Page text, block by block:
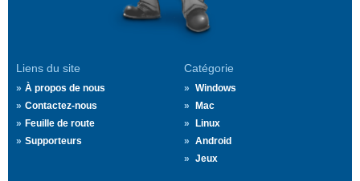
Liens du site
À propos de nous
Contactez-nous
Feuille de route
Supporteurs
Catégorie
Windows
Mac
Linux
Android
Jeux